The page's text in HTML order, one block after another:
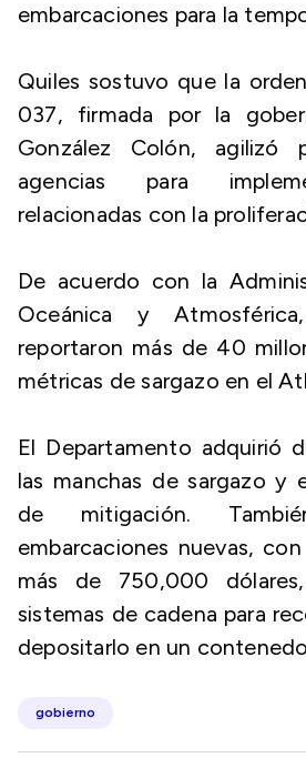
embarcaciones para la
Quiles sostuvo que la
037, firmada por la
González Colón, agilizó
agencias para
relacionadas con la
De acuerdo con la
Oceánica y
reportaron más de 40
métricas de sargazo en el
El Departamento adquirió
las manchas de sargazo y
de mitigación.
embarcaciones nuevas,
más de 750,000
sistemas de cadena para
depositarlo en un
gobierno